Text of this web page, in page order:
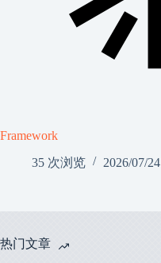
Framework
35 次浏览
2026/07/24
热门文章